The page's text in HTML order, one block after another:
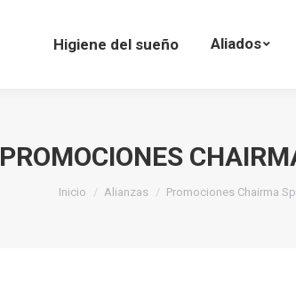
Higiene del sueño Aliados
PROMOCIONES
Estás aquí:
Inicio Alianzas Promociones Chairma